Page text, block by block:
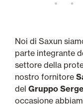
Noi di Saxun
parte integrante
settore della
nostro fornitore
del Gruppo
occasione